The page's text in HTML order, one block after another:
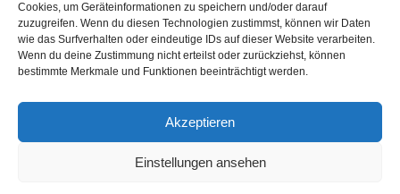
Cookies, um Geräteinformationen zu speichern und/oder darauf
zuzugreifen. Wenn du diesen Technologien zustimmst, können wir Daten
wie das Surfverhalten oder eindeutige IDs auf dieser Website verarbeiten.
Wenn du deine Zustimmung nicht erteilst oder zurückziehst, können
bestimmte Merkmale und Funktionen beeinträchtigt werden.
Akzeptieren
Einstellungen ansehen
Wir garantieren Kostentransparenz!
volle Zufriedenheit!Bestattungen mit Qualität!
Datenschutzerklärung
Cookie-Richtlinie (EU) Impressum